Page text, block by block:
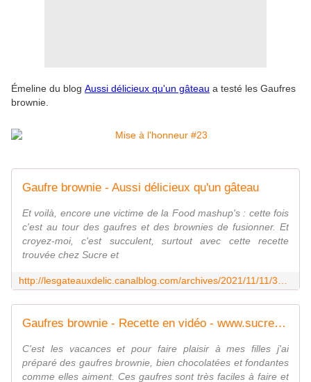
Émeline du blog Aussi délicieux qu'un gâteau a testé les Gaufres
brownie.
Gaufre brownie - Aussi délicieux qu'un gâteau
Et voilà, encore une victime de la Food mashup's : cette fois
c'est au tour des gaufres et des brownies de fusionner. Et
croyez-moi, c'est succulent, surtout avec cette recette
trouvée chez Sucre et
Gaufres brownie - Recette en vidéo - www.sucreetepices.com
C'est les vacances et pour faire plaisir à mes filles j'ai
préparé des gaufres brownie, bien chocolatées et fondantes
comme elles aiment. Ces gaufres sont très faciles à faire et